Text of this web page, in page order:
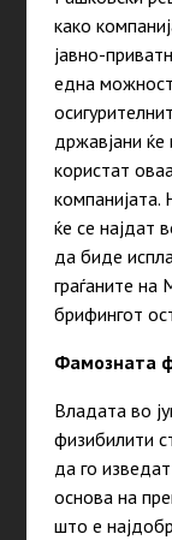
како
јавно-
една
државјани ќе
користат
компанијата.
ќе се најдат
да биде
граѓаните на
брифингот
Фамозната
Владата во
физибилити
да го
основа на
што е